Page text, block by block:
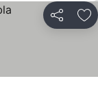
Partilhar